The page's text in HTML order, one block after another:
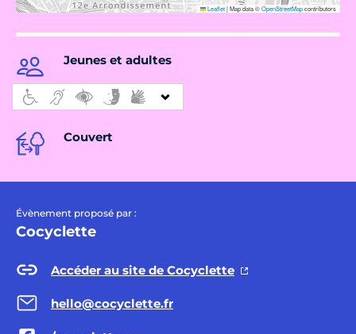
Leaflet|Map data ©OpenStreetMapcontributors
Jeunes et adultes
Couvert
Évènement proposé par :
Cocyclette
Accéder au site de Cocyclette
hello@cocyclette.fr